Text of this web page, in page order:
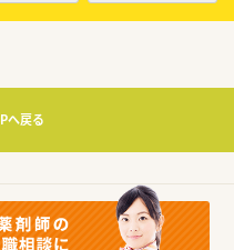
へ戻る